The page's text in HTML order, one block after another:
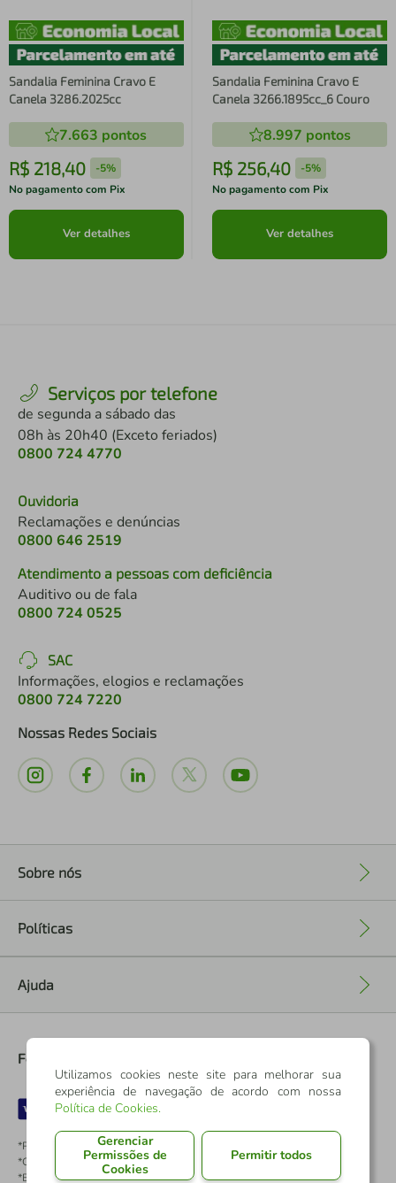
Sandalia Feminina Cravo E
Canela 3286.2025cc
7.663 pontos
R$ 218,40 -5%
No pagamento com Pix
Ver detalhes
Sandalia Feminina Cravo E
Canela 3266.1895cc_6 Couro
8.997 pontos
R$ 256,40 -5%
No pagamento com Pix
Ver detalhes
Serviços por telefone
de segunda a sábado das
08h às 20h40 (Exceto feriados)
0800 724 4770
Ouvidoria
Reclamações e denúncias
0800 646 2519
Atendimento a pessoas com deficiência
Auditivo ou de fala
0800 724 0525
SAC
Informações, elogios e reclamações
0800 724 7220
Nossas Redes Sociais
Sobre nós
Políticas
Ajuda
Formas de Pagamento
*Pontos dos Cartões Sicredi
*Cartões Sicredi
*Boleto exclusivo para associados PJ
Utilizamos cookies neste site para melhorar sua
experiência de navegação de acordo com nossa
Política de Cookies.
Gerenciar
Permissões de
Cookies
Permitir todos